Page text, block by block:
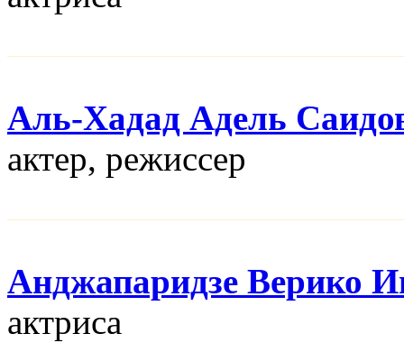
Аль-Хадад Адель
актер, режисcер
Анджапаридзе Верико
актриса